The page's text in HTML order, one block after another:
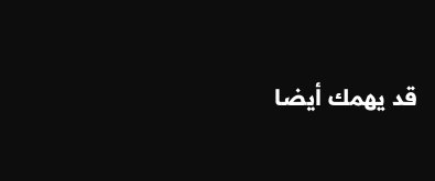
قد يهمك أيضا